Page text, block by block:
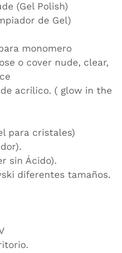
(Gel Polish)
de Gel)
monomero
o cover nude, clear,
acrílico. ( glow in the
para cristales)
sin Ácido).
diferentes tamaños.